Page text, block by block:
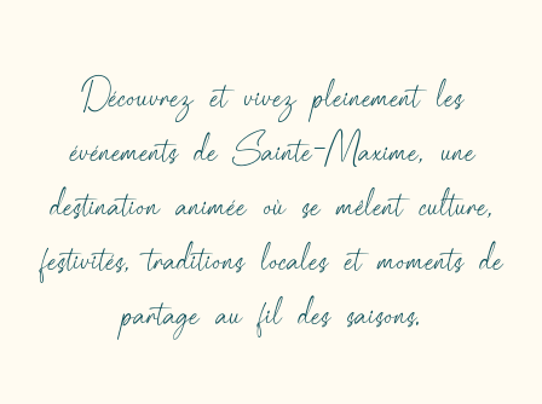
Découvrez et vivez pleinement les
événements de Sainte-Maxime, une
destination animée où se mêlent culture,
festivités, traditions locales et moments de
partage au fil des saisons.
TOP ÉVÉNEMENTS